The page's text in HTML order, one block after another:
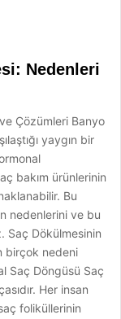
Nedenleri
Çözümleri Banyo
yaygın bir
bakım ürünlerinin
Bu
nedenlerini ve bu
Saç Dökülmesinin
birçok nedeni
Saç Döngüsü Saç
Her insan
foliküllerinin